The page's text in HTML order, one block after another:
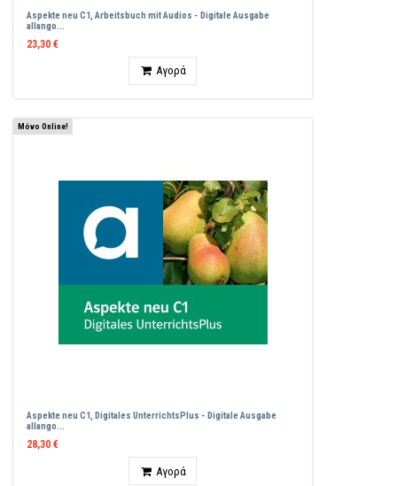
Aspekte neu C1, Arbeitsbuch mit Audios - Digitale Ausgabe
allango...
23,30 €
Αγορά
Μόνο Online!
Aspekte neu C1, Digitales UnterrichtsPlus - Digitale Ausgabe
allango...
28,30 €
Αγορά